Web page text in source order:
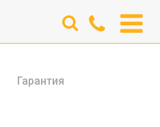
Гарантия